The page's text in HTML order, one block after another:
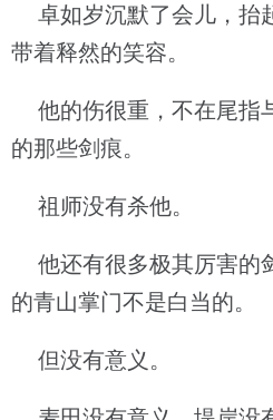
卓如岁沉默了会儿，抬
带着释然的笑容。
他的伤很重，不在尾指
的那些剑痕。
祖师没有杀他。
他还有很多极其厉害的
的青山掌门不是白当的。
但没有意义。